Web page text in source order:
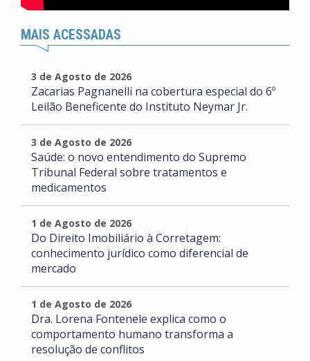
MAIS ACESSADAS
3 de Agosto de 2026
Zacarias Pagnanelli na cobertura especial do 6º
Leilão Beneficente do Instituto Neymar Jr.
3 de Agosto de 2026
Saúde: o novo entendimento do Supremo
Tribunal Federal sobre tratamentos e
medicamentos
1 de Agosto de 2026
Do Direito Imobiliário à Corretagem:
conhecimento jurídico como diferencial de
mercado
1 de Agosto de 2026
Dra. Lorena Fontenele explica como o
comportamento humano transforma a
resolução de conflitos